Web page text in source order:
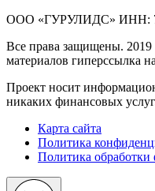
ООО «ГУРУЛИДС» ИНН:
Все права защищены.
материалов гиперссылка
Проект носит
никаких финансовых
Карта сайта
Политика
Политика обработки